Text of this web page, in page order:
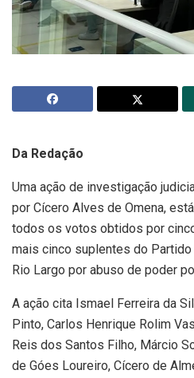
Da Redação
Uma ação de investigação
por Cícero Alves de Omena,
todos os votos obtidos por
mais cinco suplentes do
Rio Largo por abuso de poder
A ação cita Ismael Ferreira da
Pinto, Carlos Henrique Rolim
Reis dos Santos Filho, Márcio
de Góes Loureiro, Cícero de